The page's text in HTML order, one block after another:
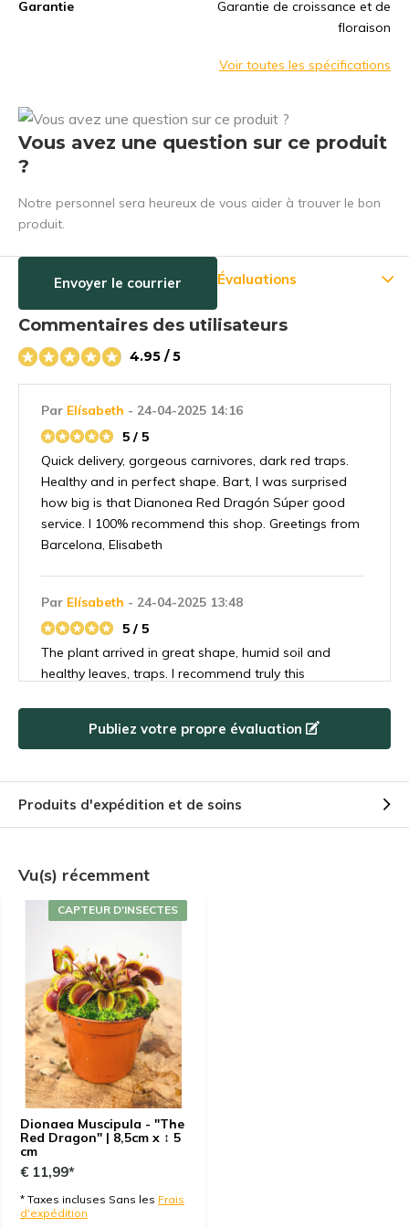
Garantie
Garantie de croissance et de
floraison
Voir toutes les spécifications
Vous avez une question sur ce produit
?
Notre personnel sera heureux de vous aider à trouver le bon
produit.
Envoyer le courrier Évaluations
Commentaires des utilisateurs
4.95 / 5
Par Elísabeth - 24-04-2025 14:16
5 / 5
Quick delivery, gorgeous carnivores, dark red traps.
Healthy and in perfect shape. Bart, I was surprised
how big is that Dianonea Red Dragón Súper good
service. I 100% recommend this shop. Greetings from
Barcelona, Elisabeth
Par Elísabeth - 24-04-2025 13:48
5 / 5
The plant arrived in great shape, humid soil and
healthy leaves, traps. I recommend truly this
5 / 5
5 / 5
This is by far the best all red flytrap clone i have
Purchased, incredible growth in a clump. full pot. The
coloration was so intense the plant almost had a
wine colored appearance. Just WOW
ParBruno SAGE- 25-12-2024 10:53
4 / 5
petit petit mais à l'air en forme ;o)
Publiez votre propre évaluation
Produits d'expédition et de soins
Vu(s) récemment
Dionaea Muscipula - "The
Red Dragon" | 8,5cm x ↕ 5
cm
CAPTEUR D'INSECTES
€ 11,99*
* Taxes incluses Sans les Frais
d'expédition